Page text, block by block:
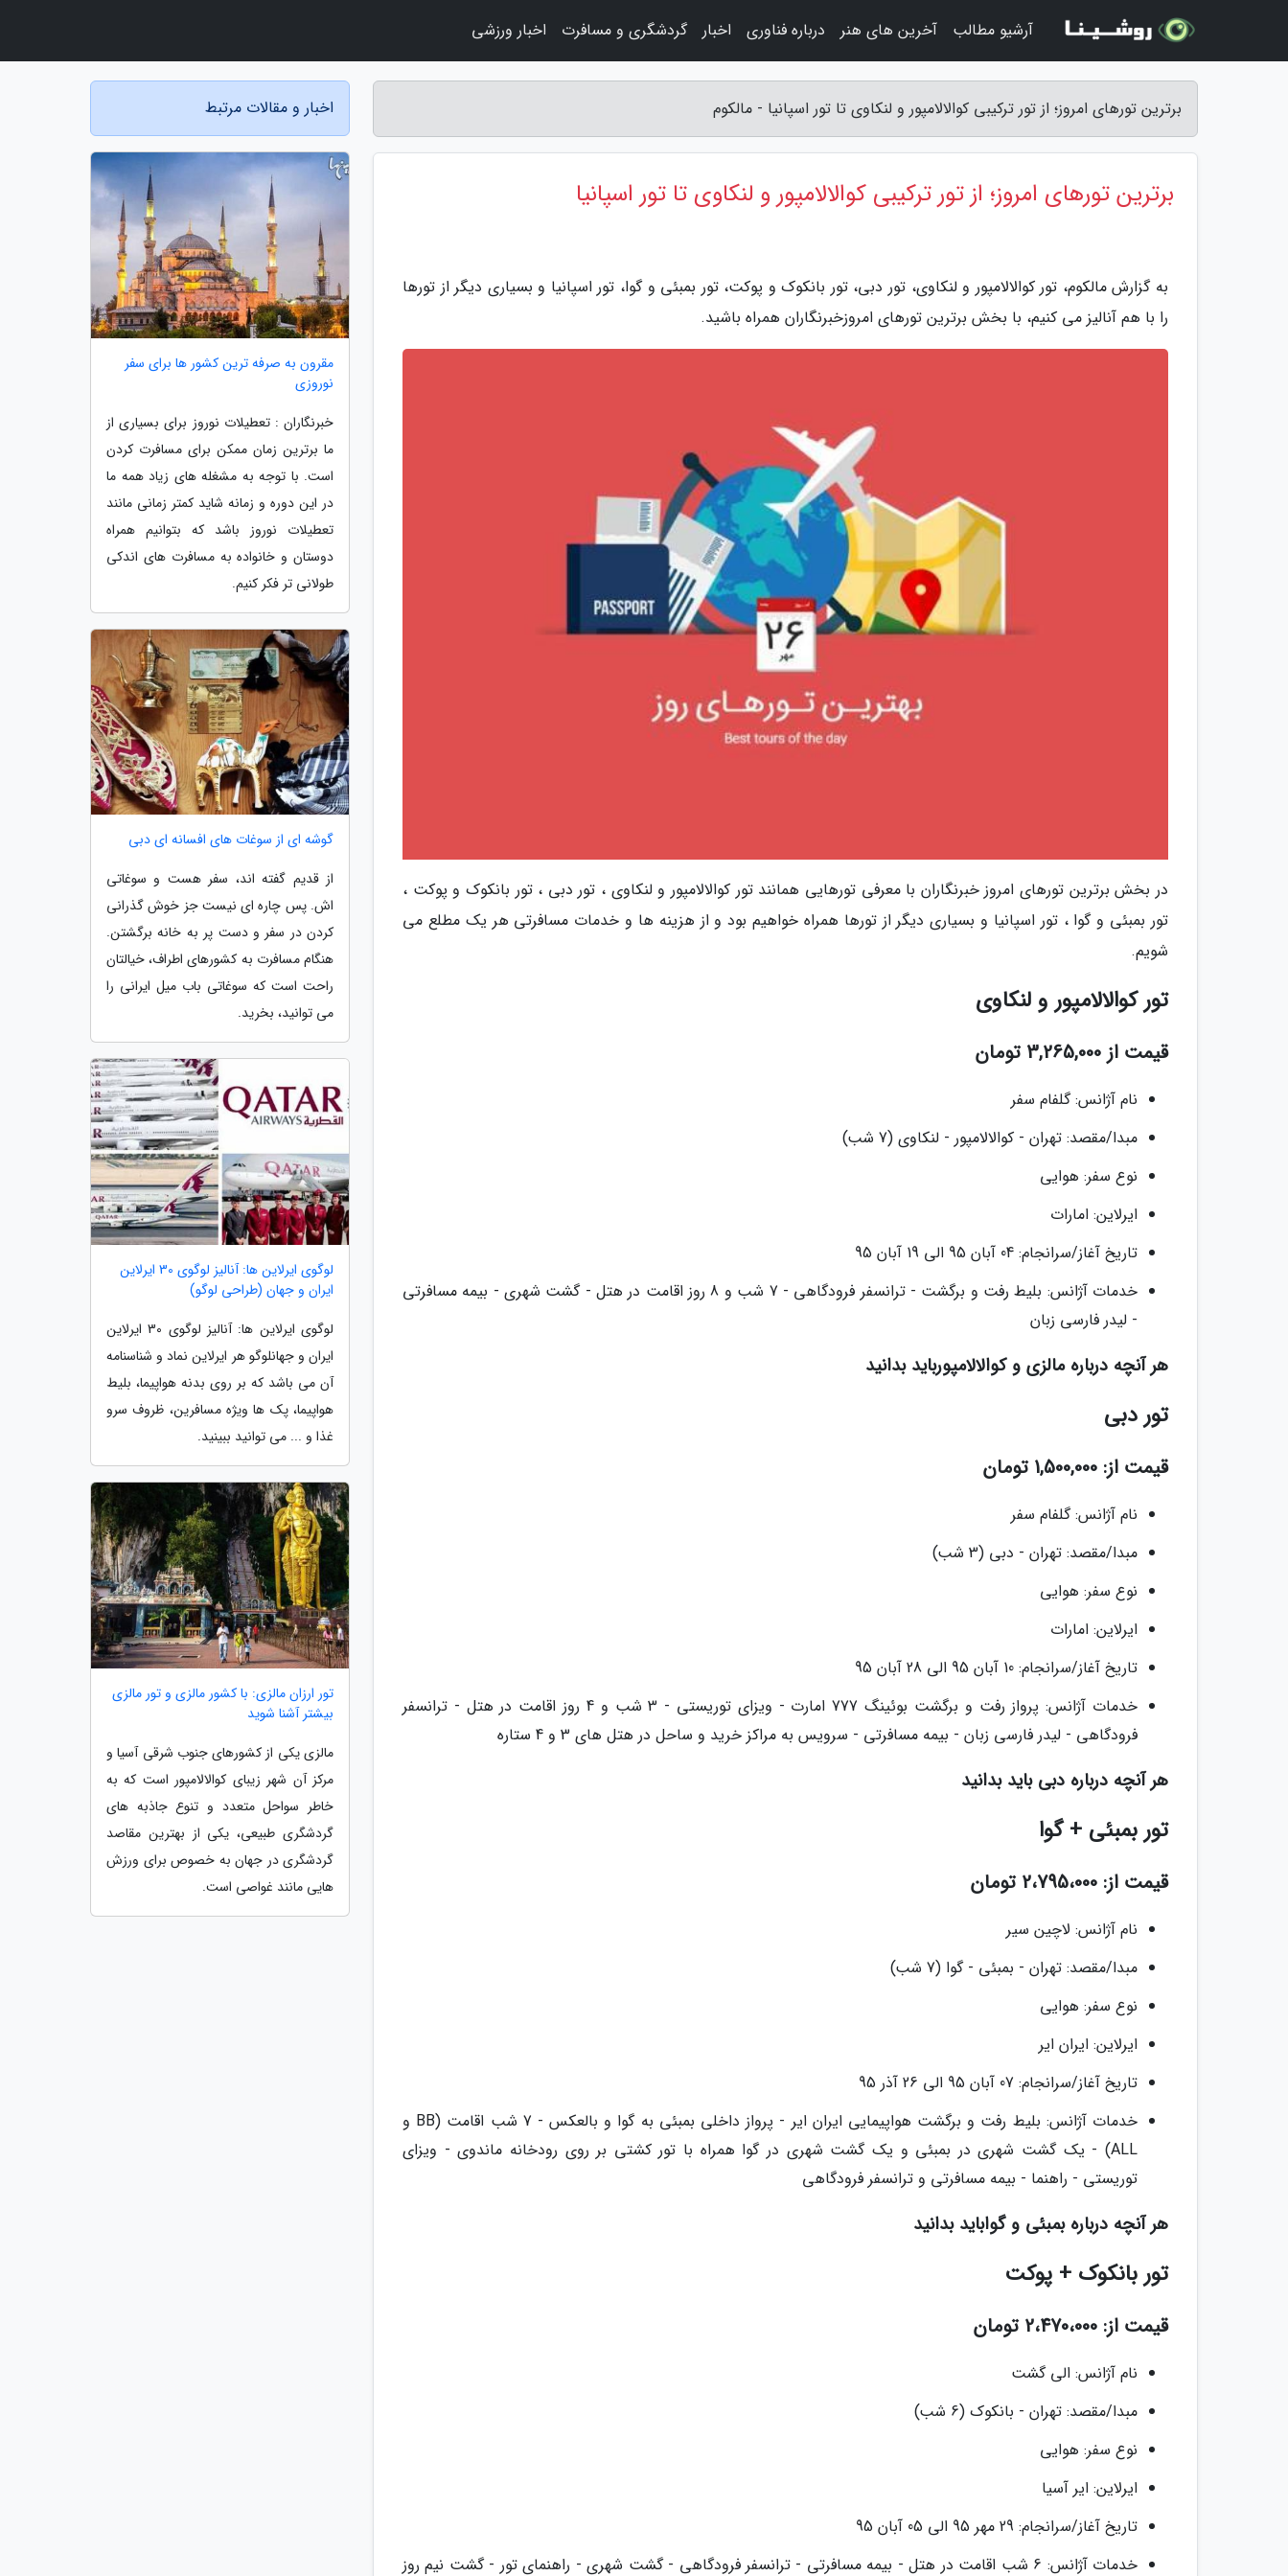
برترین تورهای امروز؛ از تور ترکیبی کوالالامپور و لنکاوی تا تور اسپانیا - مالکوم
برترین تورهای امروز؛ از تور ترکیبی کوالالامپور و لنکاوی تا تور اسپانیا
به گزارش مالکوم، تور کوالالامپور و لنکاوی، تور دبی، تور بانکوک و پوکت، تور بمبئی و گوا، تور اسپانیا و بسیاری دیگر از تورها
را با هم آنالیز می کنیم، با بخش برترین تورهای امروزخبرنگاران همراه باشید.
در بخش برترین تورهای امروز خبرنگاران با معرفی تورهایی همانند تور کوالالامپور و لنکاوی ، تور دبی ، تور بانکوک و پوکت ،
تور بمبئی و گوا ، تور اسپانیا و بسیاری دیگر از تورها همراه خواهیم بود و از هزینه ها و خدمات مسافرتی هر یک مطلع می
شویم.
تور کوالالامپور و لنکاوی
قیمت از 3,265,000 تومان
نام آژانس: گلفام سفر
مبدا/مقصد: تهران - کوالالامپور - لنکاوی (7 شب)
نوع سفر: هوایی
ایرلاین: امارات
تاریخ آغاز/سرانجام: 04 آبان 95 الی 19 آبان 95
خدمات آژانس: بلیط رفت و برگشت - ترانسفر فرودگاهی - 7 شب و 8 روز اقامت در هتل - گشت شهری - بیمه مسافرتی
- لیدر فارسی زبان
هر آنچه درباره مالزی و کوالالامپورباید بدانید
تور دبی
قیمت از: 1,500,000 تومان
نام آژانس: گلفام سفر
مبدا/مقصد: تهران - دبی (3 شب)
نوع سفر: هوایی
ایرلاین: امارات
تاریخ آغاز/سرانجام: 10 آبان 95 الی 28 آبان 95
خدمات آژانس: پرواز رفت و برگشت بوئینگ 777 امارت - ویزای توریستی - 3 شب و 4 روز اقامت در هتل - ترانسفر
فرودگاهی - لیدر فارسی زبان - بیمه مسافرتی - سرویس به مراکز خرید و ساحل در هتل های 3 و 4 ستاره
هر آنچه درباره دبی باید بدانید
تور بمبئی + گوا
قیمت از: 2،795،000 تومان
نام آژانس: لاچین سیر
مبدا/مقصد: تهران - بمبئی - گوا (7 شب)
نوع سفر: هوایی
ایرلاین: ایران ایر
تاریخ آغاز/سرانجام: 07 آبان 95 الی 26 آذر 95
خدمات آژانس: بلیط رفت و برگشت هواپیمایی ایران ایر - پرواز داخلی بمبئی به گوا و بالعکس - 7 شب اقامت (BB و
ALL) - یک گشت شهری در بمبئی و یک گشت شهری در گوا همراه با تور کشتی بر روی رودخانه ماندوی - ویزای
توریستی - راهنما - بیمه مسافرتی و ترانسفر فرودگاهی
هر آنچه درباره بمبئی و گواباید بدانید
تور بانکوک + پوکت
قیمت از: 2،470،000 تومان
نام آژانس: الی گشت
مبدا/مقصد: تهران - بانکوک (6 شب)
نوع سفر: هوایی
ایرلاین: ایر آسیا
تاریخ آغاز/سرانجام: 29 مهر 95 الی 05 آبان 95
خدمات آژانس: 6 شب اقامت در هتل - بیمه مسافرتی - ترانسفر فرودگاهی - گشت شهری - راهنمای تور - گشت نیم روز
اخبار و مقالات مرتبط
مقرون به صرفه ترین کشور ها برای سفر
نوروزی
خبرنگاران : تعطیلات نوروز برای بسیاری از
ما برترین زمان ممکن برای مسافرت کردن
است. با توجه به مشغله های زیاد همه ما
در این دوره و زمانه شاید کمتر زمانی مانند
تعطیلات نوروز باشد که بتوانیم همراه
دوستان و خانواده به مسافرت های اندکی
طولانی تر فکر کنیم.
گوشه ای از سوغات های افسانه ای دبی
از قدیم گفته اند، سفر هست و سوغاتی
اش. پس چاره ای نیست جز خوش گذرانی
کردن در سفر و دست پر به خانه برگشتن.
هنگام مسافرت به کشورهای اطراف، خیالتان
راحت است که سوغاتی باب میل ایرانی را
می توانید، بخرید.
لوگوی ایرلاین ها: آنالیز لوگوی 30 ایرلاین
ایران و جهان (طراحی لوگو)
لوگوی ایرلاین ها: آنالیز لوگوی 30 ایرلاین
ایران و جهانلوگو هر ایرلاین نماد و شناسنامه
آن می باشد که بر روی بدنه هواپیما، بلیط
هواپیما، پک ها ویژه مسافرین، ظروف سرو
غذا و ... می توانید ببینید.
تور ارزان مالزی: با کشور مالزی و تور مالزی
بیشتر آشنا شوید
مالزی یکی از کشورهای جنوب شرقی آسیا و
مرکز آن شهر زیبای کوالالامپور است که به
خاطر سواحل متعدد و تنوع جاذبه های
گردشگری طبیعی، یکی از بهترین مقاصد
گردشگری در جهان به خصوص برای ورزش
هایی مانند غواصی است.
آرشیو مطالب آخرین های هنر درباره فناوری اخبار گردشگری و مسافرت اخبار ورزشی